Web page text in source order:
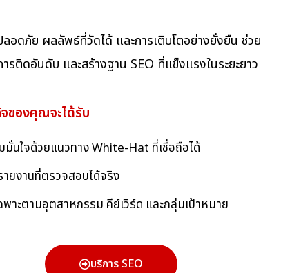
ดภัย ผลลัพธ์ที่วัดได้ และการเติบโตอย่างยั่งยืน ช่วย
รติดอันดับ และสร้างฐาน SEO ที่แข็งแรงในระยะยาว
ของคุณจะได้รับ
นใจด้วยแนวทาง White-Hat ที่เชื่อถือได้
ยงานที่ตรวจสอบได้จริง
าะตามอุตสาหกรรม คีย์เวิร์ด และกลุ่มเป้าหมาย
บริการ SEO